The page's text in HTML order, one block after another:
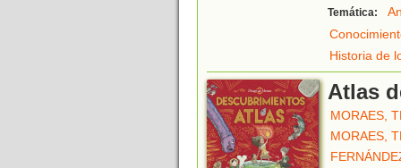
Temática:
Historia de
Atlas
MORAES,
MORAES,